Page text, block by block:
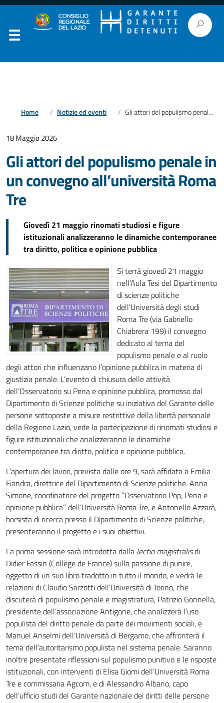
Home Notizie ed eventi Gli attori del populismo penale in un convegno all’università Roma Tre
18 Maggio 2026
Gli attori del populismo penale in
un convegno all’università Roma
Tre
Giovedì 21 maggio rinomati studiosi e figure
istituzionali analizzeranno le dinamiche contemporanee
tra diritto, politica e opinione pubblica
Si terrà giovedì 21 maggio
nell’Aula Tesi del Dipartimento
di scienze politiche
dell’Università degli studi
Roma Tre (via Gabriello
Chiabrera 199) il convegno
dedicato al tema del
populismo penale e al ruolo
degli attori che influenzano l’opinione pubblica in materia di
giustizia penale. L’evento di chiusura delle attività
dell’Osservatorio su Pena e opinione pubblica, promosso dal
Dipartimento di Scienze politiche su iniziativa del Garante delle
persone sottoposte a misure restrittive della libertà personale
della Regione Lazio, vede la partecipazione di rinomati studiosi e
figure istituzionali che analizzeranno le dinamiche
contemporanee tra diritto, politica e opinione pubblica.
L’apertura dei lavori, prevista dalle ore 9, sarà affidata a Emilia
Fiandra, direttrice del Dipartimento di Scienze politiche. Anna
Simone, coordinatrice del progetto “Osservatorio Pop, Pena e
opinione pubblica” dell’Università Roma Tre, e Antonello Azzarà,
borsista di ricerca presso il Dipartimento di Scienze politiche,
presenteranno il progetto e i suoi obiettivi.
La prima sessione sarà introdotta dalla lectio magistralisdi
Didier Fassin (Collège de France) sulla passione di punire,
oggetto di un suo libro tradotto in tutto il mondo, e vedrà le
relazioni di Claudio Sarzotti dell’Università di Torino, che
discuterà di populismo penale e magistratura, Patrizio Gonnella,
presidente dell’associazione Antigone, che analizzerà l’uso
populista del diritto penale da parte dei movimenti sociali, e
Manuel Anselmi dell’Università di Bergamo, che affronterà il
tema dell’autoritarismo populista nel sistema penale. Saranno
inoltre presentate riflessioni sul populismo punitivo e le risposte
istituzionali, con interventi di Elisa Giomi dell’Università Roma
Tre e commissaria Agcom, e di Alessandro Albano, capo
dell’ufficio studi del Garante nazionale dei diritti delle persone